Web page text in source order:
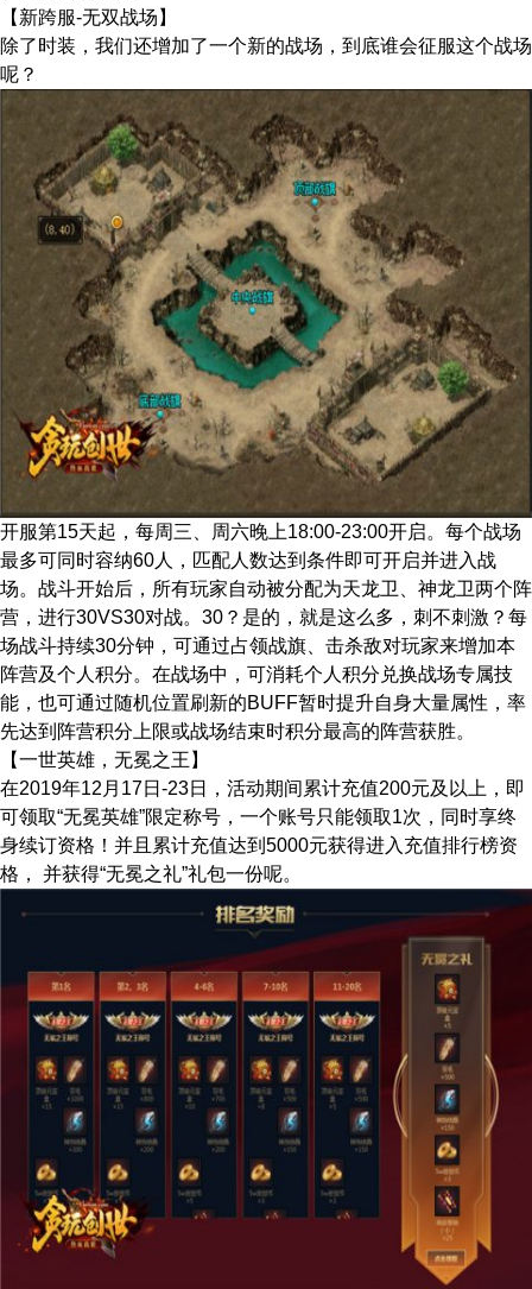
【新跨服-无双战场】
除了时装，我们还增加了一个新的战场，到底谁会征服这个战场
呢？
开服第15天起，每周三、周六晚上18:00-23:00开启。每个战场
最多可同时容纳60人，匹配人数达到条件即可开启并进入战
场。战斗开始后，所有玩家自动被分配为天龙卫、神龙卫两个阵
营，进行30VS30对战。30？是的，就是这么多，刺不刺激？每
场战斗持续30分钟，可通过占领战旗、击杀敌对玩家来增加本
阵营及个人积分。在战场中，可消耗个人积分兑换战场专属技
能，也可通过随机位置刷新的BUFF暂时提升自身大量属性，率
先达到阵营积分上限或战场结束时积分最高的阵营获胜。
【一世英雄，无冕之王】
在2019年12月17日-23日，活动期间累计充值200元及以上，即
可领取“无冕英雄”限定称号，一个账号只能领取1次，同时享终
身续订资格！并且累计充值达到5000元获得进入充值排行榜资
格， 并获得“无冕之礼”礼包一份呢。